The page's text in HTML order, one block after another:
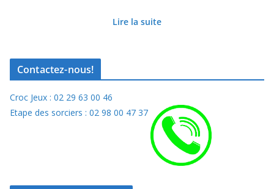
Lire la suite
Contactez-nous!
Croc Jeux : 02 29 63 00 46
Etape des sorciers : 02 98 00 47 37